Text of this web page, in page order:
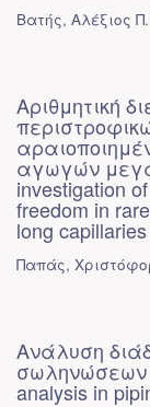
Βατής, Αλέξιος Π.
Αριθμητική
αγωγών
investigation
freedom in
long capillaries
Παπάς,
Ανάλυση
σωληνώσεων
analysis in